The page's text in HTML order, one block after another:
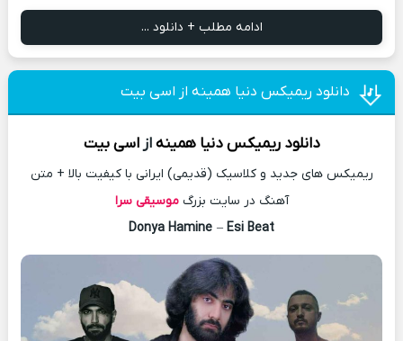
ادامه مطلب + دانلود ...
دانلود ریمیکس دنیا همینه از اسی بیت
دانلودریمیکس دنیا همینه ازاسی بیت
ریمیکس های جدید و کلاسیک (قدیمی) ایرانی با کیفیت بالا + متن
آهنگ در سایت بزرگموسیقی سرا
Donya Hamine – Esi Beat